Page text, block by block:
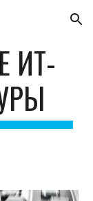
Skip to navigation
ИТ-